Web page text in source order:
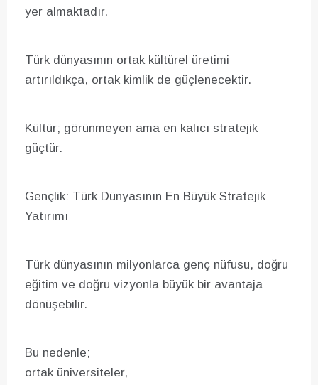
yer almaktadır.
Türk dünyasının ortak kültürel üretimi
artırıldıkça, ortak kimlik de güçlenecektir.
Kültür; görünmeyen ama en kalıcı stratejik
güçtür.
Gençlik: Türk Dünyasının En Büyük Stratejik
Yatırımı
Türk dünyasının milyonlarca genç nüfusu, doğru
eğitim ve doğru vizyonla büyük bir avantaja
dönüşebilir.
Bu nedenle;
ortak üniversiteler,